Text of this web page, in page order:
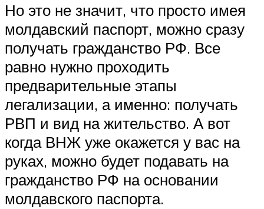
Но это не значит, что просто имея
молдавский паспорт, можно сразу
получать гражданство РФ. Все
равно нужно проходить
предварительные этапы
легализации, а именно: получать
РВП и вид на жительство. А вот
когда ВНЖ уже окажется у вас на
руках, можно будет подавать на
гражданство РФ на основании
молдавского паспорта.